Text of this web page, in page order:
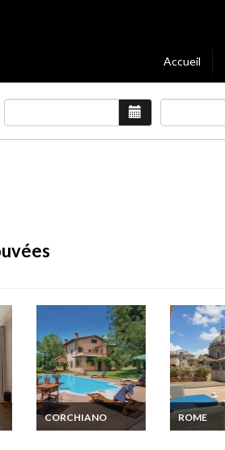
Accueil
CORCHIANO
Latium Maison
ROME
Location